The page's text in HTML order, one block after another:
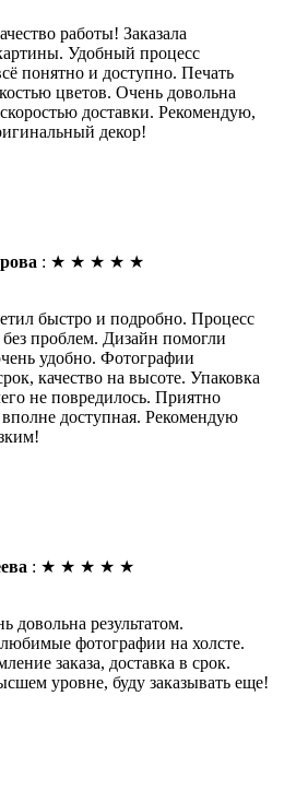
работы! Заказала
Удобный процесс
понятно и доступно. Печать
цветов. Очень довольна
доставки. Рекомендую,
декор!
: ★ ★ ★ ★ ★
быстро и подробно. Процесс
без проблем. Дизайн помогли
удобно. Фотографии
качество на высоте. Упаковка
не повредилось. Приятно
доступная. Рекомендую
: ★ ★ ★ ★ ★
довольна результатом.
фотографии на холсте.
заказа, доставка в срок.
уровне, буду заказывать еще!